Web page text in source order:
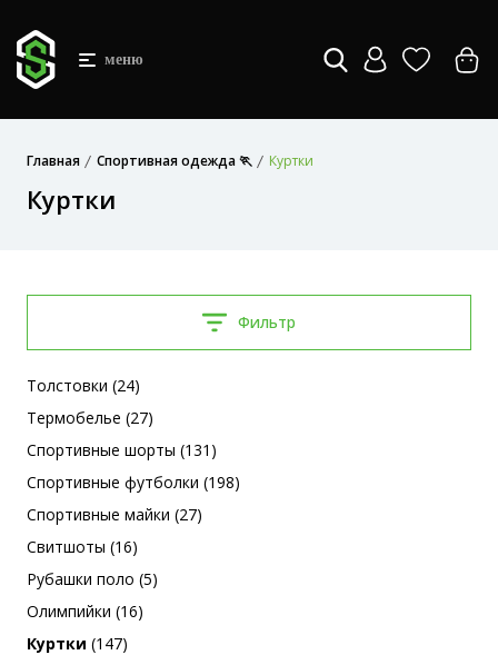
меню
Главная Спортивная одежда 🏃 Куртки
Куртки
Фильтр
Толстовки (24)
Термобелье (27)
Спортивные шорты (131)
Спортивные футболки (198)
Спортивные майки (27)
Свитшоты (16)
Рубашки поло (5)
Олимпийки (16)
Куртки (147)